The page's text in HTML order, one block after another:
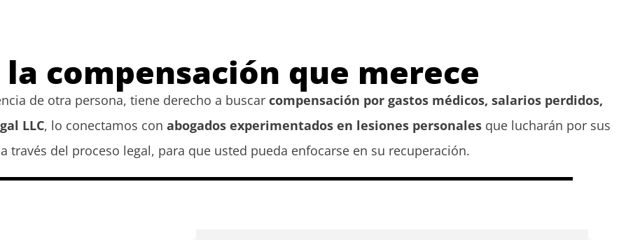
compensación que merece
de otra persona, tiene derecho a buscar compensación por gastos médicos, salarios perdidos,
LLC, lo conectamos con abogados experimentados en lesiones personalesque lucharán por sus
través del proceso legal, para que usted pueda enfocarse en su recuperación.